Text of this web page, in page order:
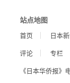
站点地图
首页 日本
评论
专栏
《日本华侨报》